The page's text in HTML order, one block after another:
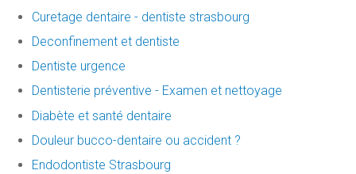
Curetage dentaire - dentiste strasbourg
Deconfinement et dentiste
Dentiste urgence
Dentisterie préventive - Examen et nettoyage
Diabète et santé dentaire
Douleur bucco-dentaire ou accident ?
Endodontiste Strasbourg